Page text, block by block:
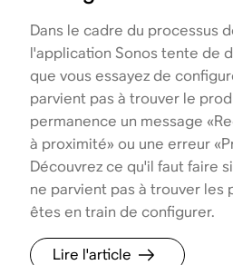
Dans le cadre du processus
l'application Sonos tente de
que vous essayez de
parvient pas à trouver le
permanence un message
à proximité» ou une erreur
Découvrez ce qu'il faut faire
ne parvient pas à trouver les
êtes en train de configurer.
Lire l'article